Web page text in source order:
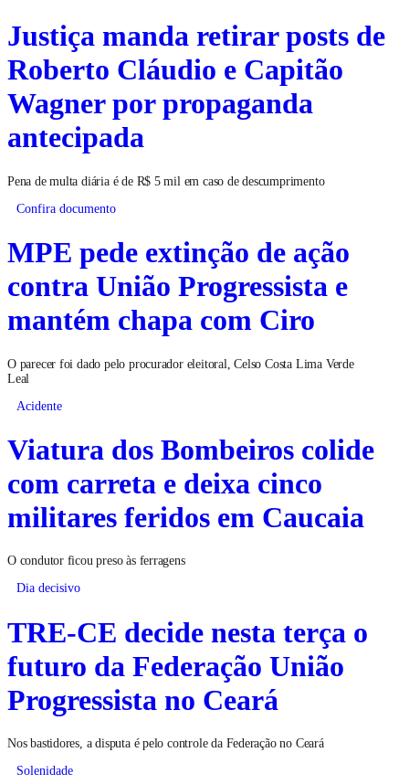
Justiça manda retirar posts de
Roberto Cláudio e Capitão
Wagner por propaganda
antecipada
Pena de multa diária é de R$ 5 mil em caso de descumprimento
Confira documento
MPE pede extinção de ação
contra União Progressista e
mantém chapa com Ciro
O parecer foi dado pelo procurador eleitoral, Celso Costa Lima Verde
Leal
Acidente
Viatura dos Bombeiros colide
com carreta e deixa cinco
militares feridos em Caucaia
O condutor ficou preso às ferragens
Dia decisivo
TRE-CE decide nesta terça o
futuro da Federação União
Progressista no Ceará
Nos bastidores, a disputa é pelo controle da Federação no Ceará
Solenidade